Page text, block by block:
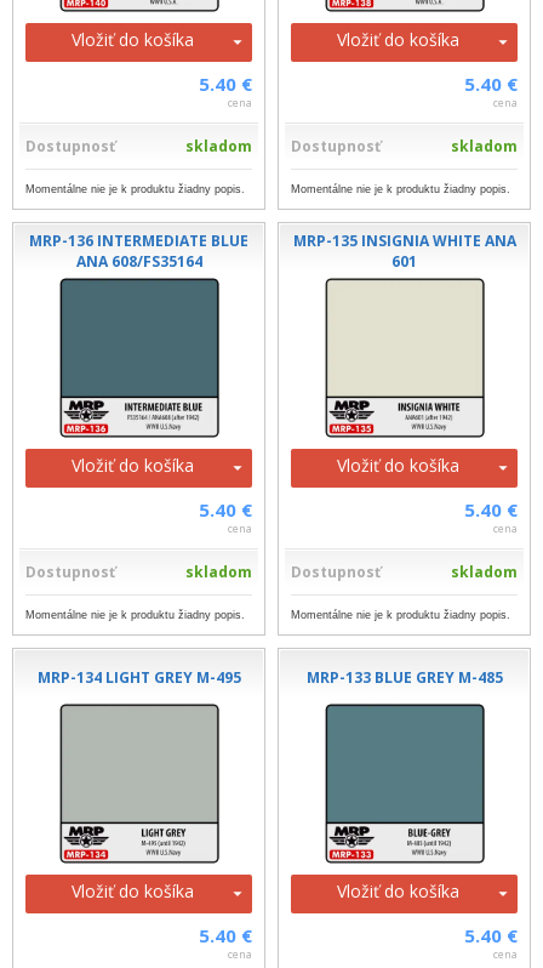
Vložiť do košíka
5.40 €
cena
Dostupnosť skladom
Momentálne nie je k produktu žiadny popis.
Vložiť do košíka
5.40 €
cena
Dostupnosť skladom
Momentálne nie je k produktu žiadny popis.
MRP-136 INTERMEDIATE BLUE
ANA 608/FS35164
Vložiť do košíka
5.40 €
cena
Dostupnosť skladom
Momentálne nie je k produktu žiadny popis.
MRP-135 INSIGNIA WHITE ANA
601
Vložiť do košíka
5.40 €
cena
Dostupnosť skladom
Momentálne nie je k produktu žiadny popis.
MRP-134 LIGHT GREY M-495
Vložiť do košíka
5.40 €
cena
MRP-133 BLUE GREY M-485
Vložiť do košíka
5.40 €
cena